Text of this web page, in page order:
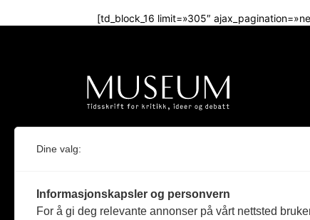
[td_block_16 limit=»305″
Støttet av Kulturrådet og Norges
Dine valg:
Informasjonskapsler og personvern
For å gi deg relevante annonser på vårt nettsted